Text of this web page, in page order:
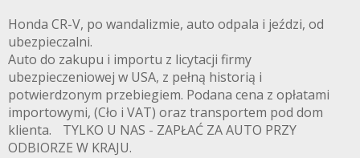
Honda CR-V, po wandalizmie, auto odpala i jeździ, od
ubezpieczalni.
Auto do zakupu i importu z licytacji firmy
ubezpieczeniowej w USA, z pełną historią i
potwierdzonym przebiegiem. Podana cena z opłatami
importowymi, (Cło i VAT) oraz transportem pod dom
klienta. TYLKO U NAS - ZAPŁAĆ ZA AUTO PRZY
ODBIORZE W KRAJU.